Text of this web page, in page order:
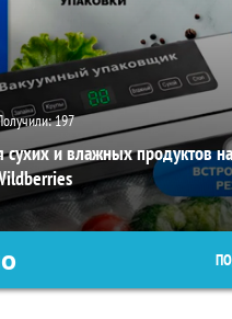
197
сухих и влажных продуктов на